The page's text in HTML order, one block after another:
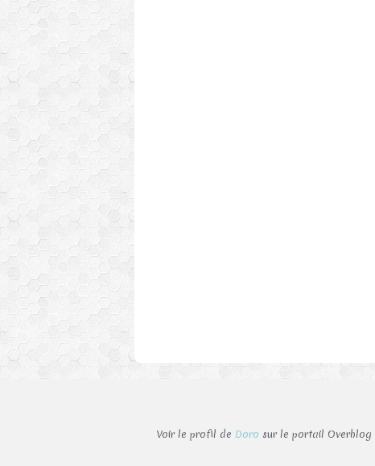
Voir le profil de Doro sur le portail Overblog